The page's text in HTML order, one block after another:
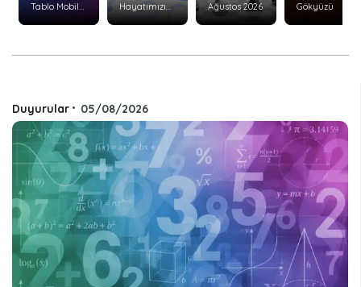
Tablo Mobil
Hayatımızı
Nasıl Etkiler?
Ağustos 2026
Gökyüzü
Duyurular • 05/08/2026